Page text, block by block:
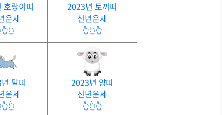
호랑이띠
운세
2023년 토끼띠
신년운세
👆👆👆
말띠
운세
2023년 양띠
신년운세
👆👆👆